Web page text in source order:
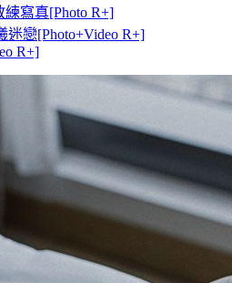
寫真[Photo R+]
迷戀[Photo+Video R+]
R+]